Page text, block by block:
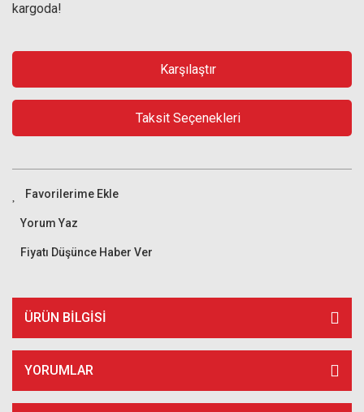
kargoda!
Karşılaştır
Taksit Seçenekleri
Yorum Yaz
Fiyatı Düşünce Haber Ver
ÜRÜN BILGISI
YORUMLAR